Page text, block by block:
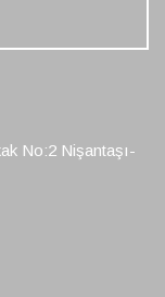
No:2 Nişantaşı-